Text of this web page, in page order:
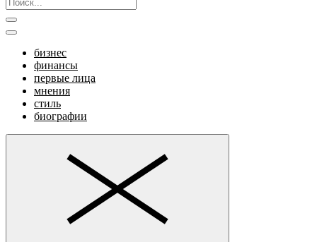
бизнес
финансы
первые лица
мнения
стиль
биографии